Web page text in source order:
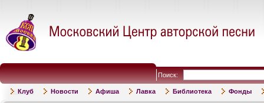
Поиск:
Клуб Новости Афиша Лавка Библиотека Фонды